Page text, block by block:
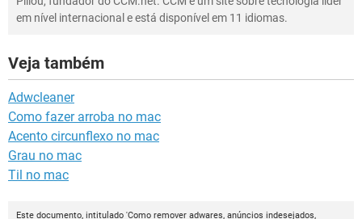
em nível internacional e está disponível em 11 idiomas.
Veja também
Adwcleaner
Como fazer arroba no mac
Acento circunflexo no mac
Grau no mac
Til no mac
Este documento, intitulado 'Como remover adwares, anúncios indesejados,